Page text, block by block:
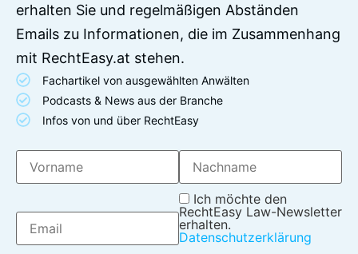
erhalten Sie und regelmäßigen Abständen
Emails zu Informationen, die im Zusammenhang
mit RechtEasy.at stehen.
Fachartikel von ausgewählten Anwälten
Podcasts & News aus der Branche
Infos von und über RechtEasy
Ich möchte den
RechtEasy Law-Newsletter
erhalten.
Datenschutzerklärung